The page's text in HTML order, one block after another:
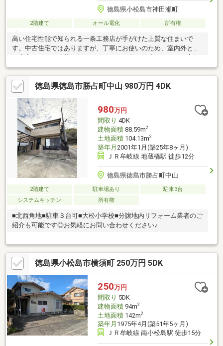
徳島県小松島市神田瀬町
2階建て オール電化 所有権
高い住宅性能で知られる一条工務店が手がけた上質な住まいで
す。中古住宅ではありますが、丁寧にお使いのため、室内外とも
密・高断熱仕様により、四季を通して快適な室内環境を実現。延
床約85㎡のコンパクトながらも空間設計に工夫があり、無理のな
いサイズ感で心地よく暮らせる一邸です。単身・ご夫婦・少人数
のご家庭におすすめの、性能住宅ならではの安心と快適さが感じ
られます。
徳島県徳島市勝占町中山 980万円 4DK
980万円
間取り 4DK
建物面積88.59m2
土地面積104.13m2
築年月 2001年1月(築25年8ヶ月)
ＪＲ牟岐線 地蔵橋駅 徒歩12分
徳島県徳島市勝占町中山
2階建て 駐車場あり
駐車3台
システムキッチン
所有権
■北西角地■駐車３台可■大松小学校■分譲地内リフォーム業者のご
紹介も可能です◎お気軽にお問い合わせください♪
徳島県小松島市横須町 250万円 5DK
250万円
間取り 5DK
建物面積94m2
土地面積142m2
築年月 1975年4月(築51年5ヶ月)
ＪＲ牟岐線 南小松島駅 徒歩15分